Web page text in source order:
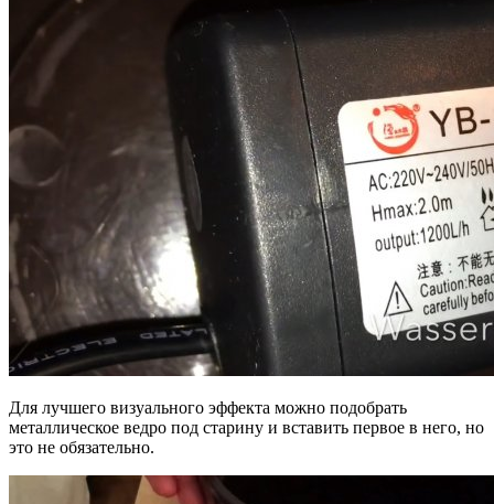
Для лучшего визуального эффекта можно подобрать
металлическое ведро под старину и вставить первое в него, но
это не обязательно.